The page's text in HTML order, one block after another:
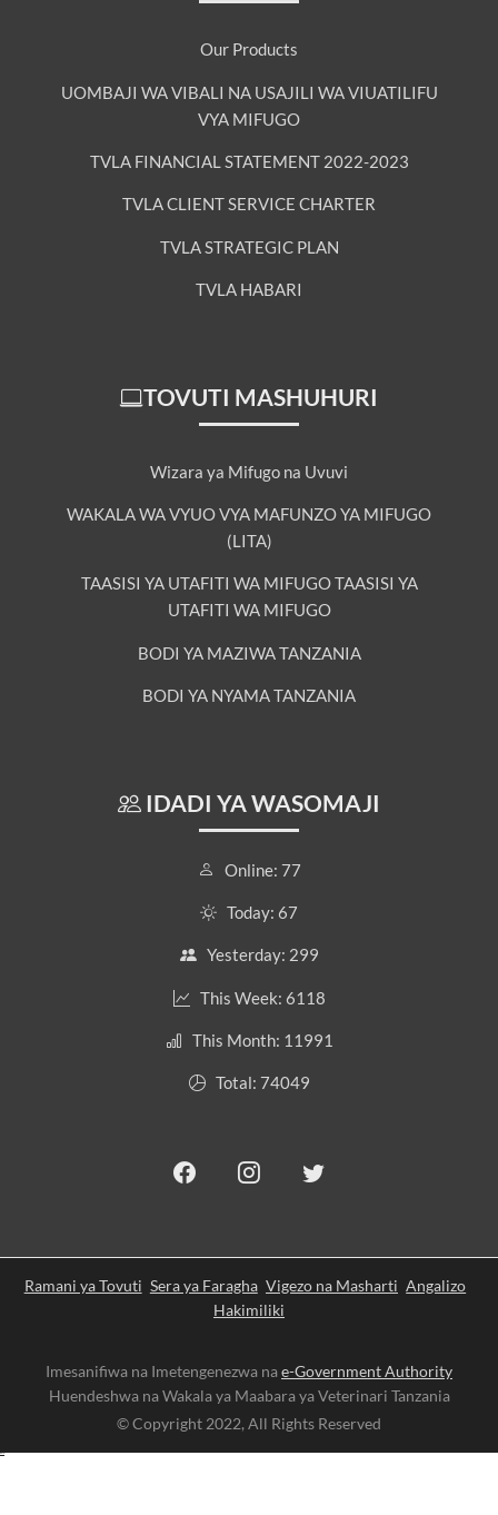
Our Products
UOMBAJI WA VIBALI NA USAJILI WA VIUATILIFU
VYA MIFUGO
TVLA FINANCIAL STATEMENT 2022-2023
TVLA CLIENT SERVICE CHARTER
TVLA STRATEGIC PLAN
TVLA HABARI
TOVUTI MASHUHURI
Wizara ya Mifugo na Uvuvi
WAKALA WA VYUO VYA MAFUNZO YA MIFUGO
(LITA)
TAASISI YA UTAFITI WA MIFUGO TAASISI YA
UTAFITI WA MIFUGO
BODI YA MAZIWA TANZANIA
BODI YA NYAMA TANZANIA
IDADI YA WASOMAJI
Online: 77
Today: 67
Yesterday: 299
This Week: 6118
This Month: 11991
Total: 74049
Ramani ya Tovuti Sera ya Faragha Vigezo na Masharti Angalizo
Hakimiliki
Imesanifiwa na Imetengenezwa nae-Government Authority
Huendeshwa na Wakala ya Maabara ya Veterinari Tanzania
© Copyright 2022, All Rights Reserved